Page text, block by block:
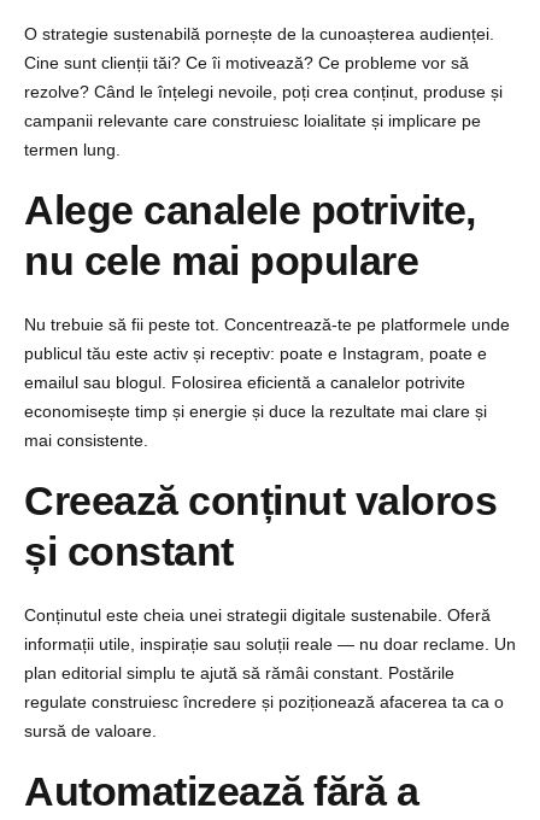
O strategie sustenabilă pornește de la cunoașterea audienței.
Cine sunt clienții tăi? Ce îi motivează? Ce probleme vor să
rezolve? Când le înțelegi nevoile, poți crea conținut, produse și
campanii relevante care construiesc loialitate și implicare pe
termen lung.
Alege canalele potrivite,
nu cele mai populare
Nu trebuie să fii peste tot. Concentrează-te pe platformele unde
publicul tău este activ și receptiv: poate e Instagram, poate e
emailul sau blogul. Folosirea eficientă a canalelor potrivite
economisește timp și energie și duce la rezultate mai clare și
mai consistente.
Creează conținut valoros
și constant
Conținutul este cheia unei strategii digitale sustenabile. Oferă
informații utile, inspirație sau soluții reale — nu doar reclame. Un
plan editorial simplu te ajută să rămâi constant. Postările
regulate construiesc încredere și poziționează afacerea ta ca o
sursă de valoare.
Automatizează fără a